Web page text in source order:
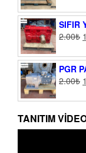
SIFIR
2.00₺
PGR
2.00₺
TANITIM